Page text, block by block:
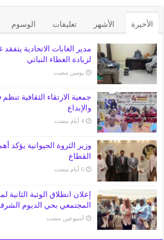
الأخيرة الأشهر تعليقات الوسوم
مدير الغابات الاتحادية
لزيادة الغطاء النباتي
‏يومين مضت
جمعية الارتقاء الثقافية
والإبداع
‏4 أيام مضت
وزير الثروة الحيوانية يؤكد
القطاع
‏6 أيام مضت
إعلان انطلاق الوثبة
المجتمعي بحي الديوم
‏أسبوعين مضت